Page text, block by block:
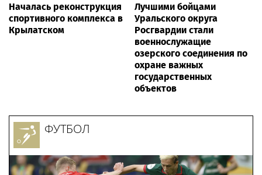
Началась реконструкция
спортивного комплекса в
Крылатском
Лучшими бойцами
Уральского округа
Росгвардии стали
военнослужащие
озерского соединения по
охране важных
государственных
объектов
ФУТБОЛ